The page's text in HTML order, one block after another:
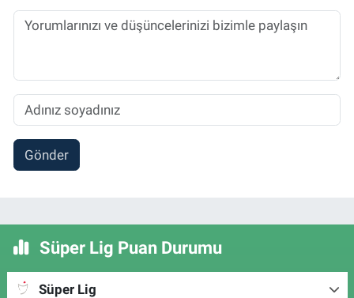
Gönder
Süper Lig Puan Durumu
Süper Lig